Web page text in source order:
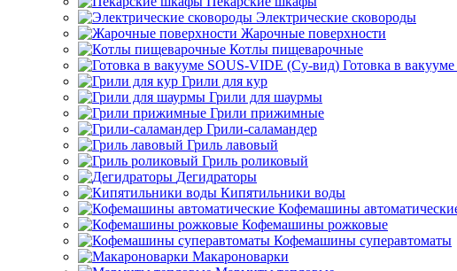
Электрические сковороды
Жарочные поверхности
Котлы пищеварочные
Готовка в
Грили для кур
Грили для шаурмы
Грили прижимные
Грили-саламандер
Гриль лавовый
Гриль роликовый
Дегидраторы
Кипятильники воды
Кофемашины
Кофемашины рожковые
Кофемашины суперавтоматы
Макароноварки